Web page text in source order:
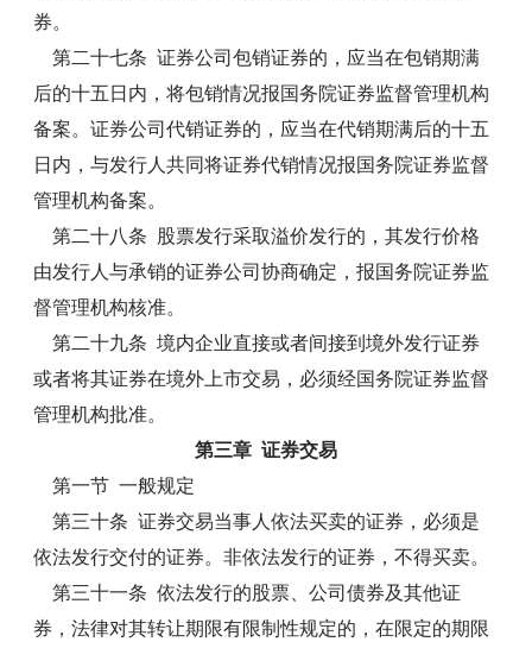
券。
第二十七条 证券公司包销证券的，应当在包销期满
后的十五日内，将包销情况报国务院证券监督管理机构
备案。证券公司代销证券的，应当在代销期满后的十五
日内，与发行人共同将证券代销情况报国务院证券监督
管理机构备案。
第二十八条 股票发行采取溢价发行的，其发行价格
由发行人与承销的证券公司协商确定，报国务院证券监
督管理机构核准。
第二十九条 境内企业直接或者间接到境外发行证券
或者将其证券在境外上市交易，必须经国务院证券监督
管理机构批准。
第三章 证券交易
第一节 一般规定
第三十条 证券交易当事人依法买卖的证券，必须是
依法发行交付的证券。非依法发行的证券，不得买卖。
第三十一条 依法发行的股票、公司债券及其他证
券，法律对其转让期限有限制性规定的，在限定的期限